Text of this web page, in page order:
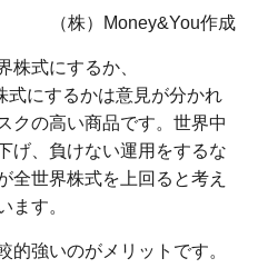
（株）Money&You作成
株式にするか、
式にするかは意見が分かれ
クの高い商品です。世界中
げ、負けない運用をするな
全世界株式を上回ると考え
ます。
的強いのがメリットです。